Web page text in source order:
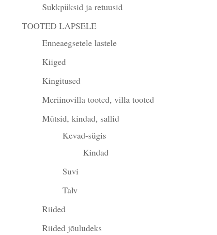
Sukkpüksid ja retuusid
TOOTED LAPSELE
Enneaegsetele lastele
Kiiged
Kingitused
Meriinovilla tooted, villa tooted
Mütsid, kindad, sallid
Kevad-sügis
Kindad
Suvi
Talv
Riided
Riided jõuludeks